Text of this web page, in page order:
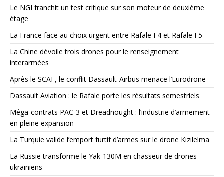
Le NGI franchit un test critique sur son moteur de deuxième
étage
La France face au choix urgent entre Rafale F4 et Rafale F5
La Chine dévoile trois drones pour le renseignement
interarmées
Après le SCAF, le conflit Dassault-Airbus menace l’Eurodrone
Dassault Aviation : le Rafale porte les résultats semestriels
Méga-contrats PAC-3 et Dreadnought : l’industrie d’armement
en pleine expansion
La Turquie valide l’emport furtif d’armes sur le drone Kızılelma
La Russie transforme le Yak-130M en chasseur de drones
ukrainiens